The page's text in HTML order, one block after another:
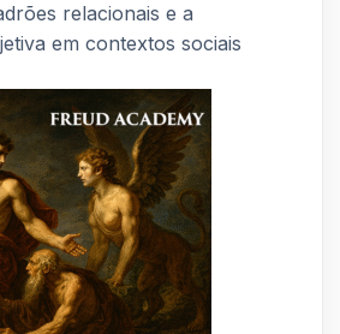
relacionais e a
em contextos sociais